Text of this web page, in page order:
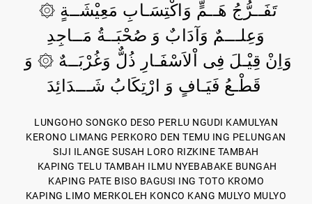
تَفَــرُّجُ هَــمٍّ وَاكْتِسَـابِ مَعِيْشَــةٍ ۞
وَعِلـــمٌ وَآدَابٌ وَ صُحْبَــةُ مَــاجِدِ
LUNGOHO SONGKO DESO PERLU NGUDI KAMULYAN
KERONO LIMANG PERKORO DEN TEMU ING PELUNGAN
SIJI ILANGE SUSAH LORO RIZKINE TAMBAH
KAPING TELU TAMBAH ILMU NYEBABAKE BUNGAH
KAPING PATE BISO BAGUSI ING TOTO KROMO
KAPING LIMO MERKOLEH KONCO KANG MULYO MULYO